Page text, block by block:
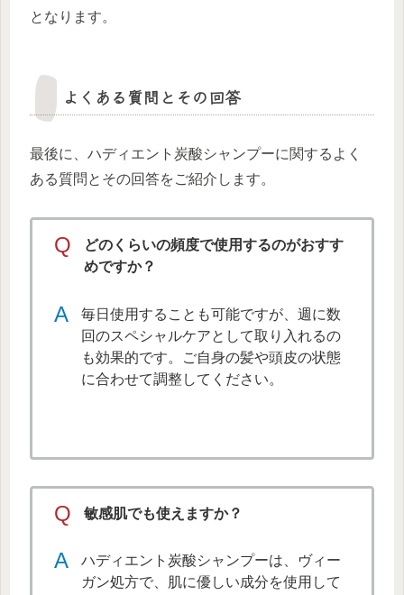
となります。
よくある質問とその回答
最後に、ハディエント炭酸シャンプーに関するよく
ある質問とその回答をご紹介します。
Q
どのくらいの頻度で使用するのがおすす
めですか？
A
毎日使用することも可能ですが、週に数
回のスペシャルケアとして取り入れるの
も効果的です。ご自身の髪や頭皮の状態
に合わせて調整してください。
Q 敏感肌でも使えますか？
A
ハディエント炭酸シャンプーは、ヴィー
ガン処方で、肌に優しい成分を使用して